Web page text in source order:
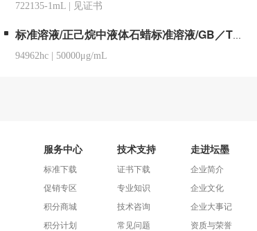
722135-1mL 见证书
标准溶液/正己烷中液体石蜡标准溶液/GB／T37514-2019 动植物油脂矿物油的检测
94962hc 50000μg/mL
服务中心
标准下载
促销专区
积分商城
积分计划
技术支持
证书下载
专业知识
技术咨询
常见问题
走进坛墨
企业简介
企业文化
企业大事记
资质与荣誉